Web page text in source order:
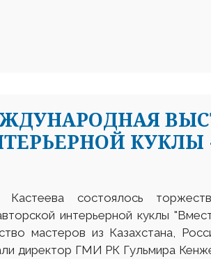
КУКЛЫ
состоялось
интерьерной куклы
мастеров из Казахстана,
директор ГМИ РК Гульмира